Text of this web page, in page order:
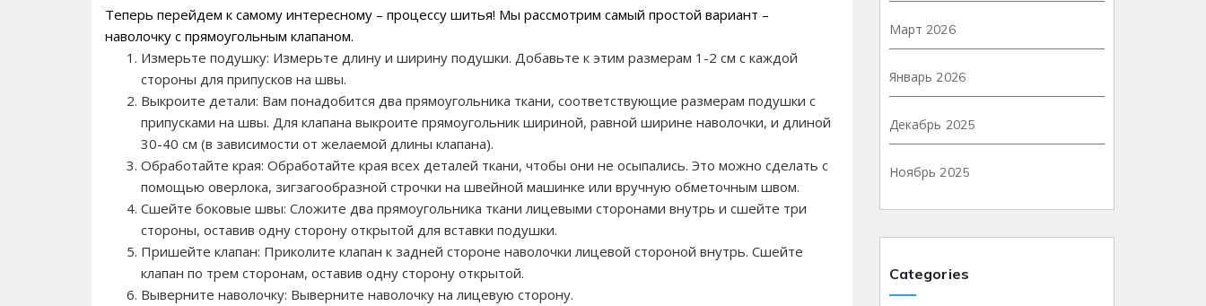
Теперь перейдем к самому интересному – процессу шитья! Мы рассмотрим самый простой вариант –
наволочку с прямоугольным клапаном.
Измерьте подушку: Измерьте длину и ширину подушки. Добавьте к этим размерам 1-2 см с каждой
стороны для припусков на швы.
Выкроите детали: Вам понадобится два прямоугольника ткани, соответствующие размерам подушки с
припусками на швы. Для клапана выкроите прямоугольник шириной, равной ширине наволочки, и длиной
30-40 см (в зависимости от желаемой длины клапана).
Обработайте края: Обработайте края всех деталей ткани, чтобы они не осыпались. Это можно сделать с
помощью оверлока, зигзагообразной строчки на швейной машинке или вручную обметочным швом.
Сшейте боковые швы: Сложите два прямоугольника ткани лицевыми сторонами внутрь и сшейте три
стороны, оставив одну сторону открытой для вставки подушки.
Пришейте клапан: Приколите клапан к задней стороне наволочки лицевой стороной внутрь. Сшейте
клапан по трем сторонам, оставив одну сторону открытой.
Выверните наволочку: Выверните наволочку на лицевую сторону.
Март 2026
Январь 2026
Декабрь 2025
Ноябрь 2025
Categories